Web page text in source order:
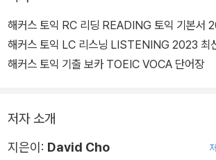
해커스 토익 RC 리딩 READING 토익 기본서
해커스 토익 LC 리스닝 LISTENING 2023 최
해커스 토익 기출 보카 TOEIC VOCA 단어장
저자 소개
지은이: David Cho